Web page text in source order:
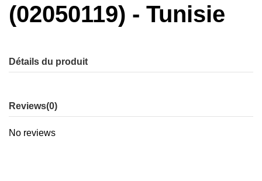
(02050119) - Tunisie
Détails du produit
Reviews(0)
No reviews